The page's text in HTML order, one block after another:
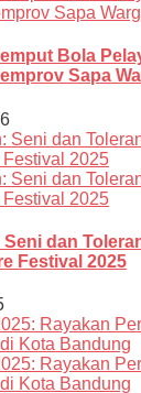
Bola
Sapa
dan
Festival 2025